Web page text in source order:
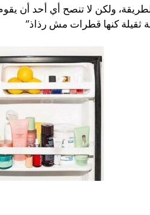
ولكن لا تنصح أي أحد أن يقوم
ثقيلة كنها قطرات مش رذاذ”